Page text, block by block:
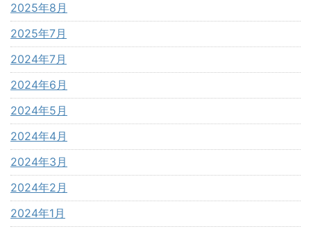
2025年8月
2025年7月
2024年7月
2024年6月
2024年5月
2024年4月
2024年3月
2024年2月
2024年1月